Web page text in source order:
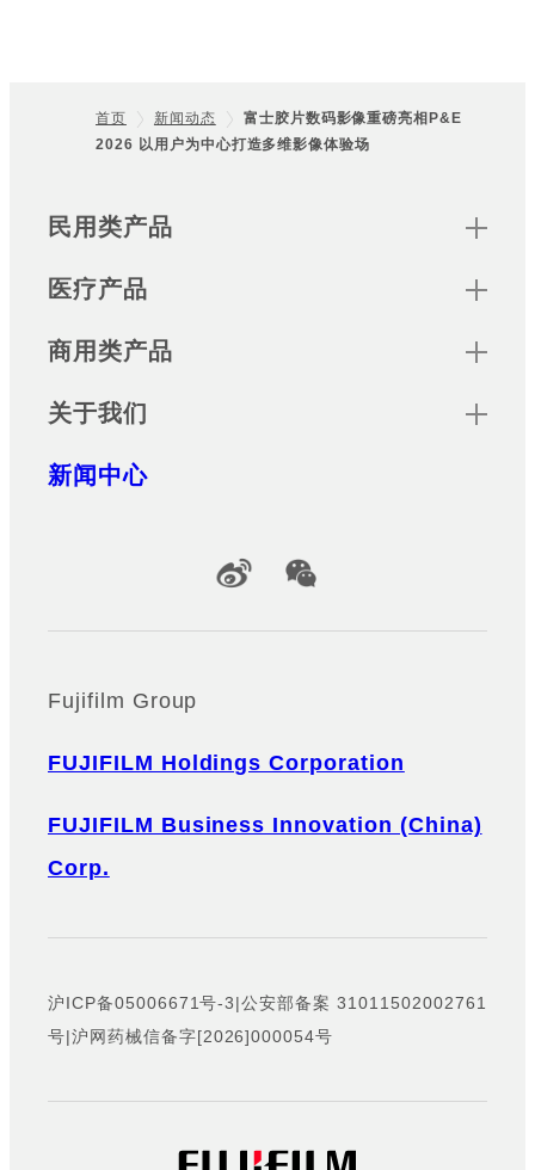
Footer
首页 新闻动态
富士胶片数码影像重磅亮相P&E
2026 以用户为中心打造多维影像体验场
Sitemap
民用类产品
医疗产品
商用类产品
关于我们
新闻中心
Official Social Media Accounts
Fujifilm Group
FUJIFILM Holdings Corporation
FUJIFILM Business Innovation (China)
Corp.
沪ICP备05006671号-3|公安部备案 31011502002761
号|沪网药械信备字[2026]000054号